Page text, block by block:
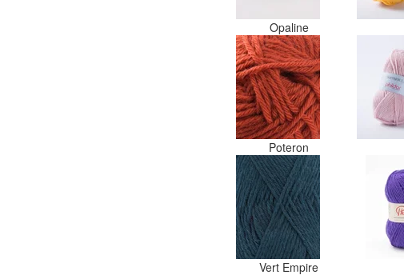
Opaline
Poteron
Vert Empire